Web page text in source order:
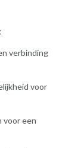
verbinding
voor
voor een